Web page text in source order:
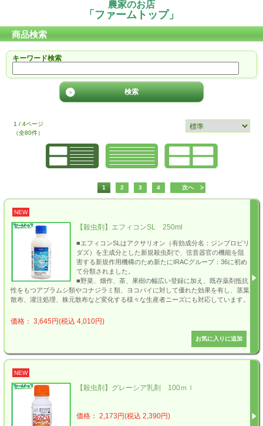
農家のお店
「ファームトップ」
商品検索
キーワード検索
1 / 4ページ
（全80件）
1 2 3 4 次へ
NEW
【殺虫剤】エフィコンSL 250ml
■エフィコンSLはアクサリオン（有効成分名：ジンプロピリ
ダズ）を主成分とした新規殺虫剤で、弦音器官の機能を阻
害する新規作用機構のため新たにIRACグループ：36に初め
て分類されました。
■野菜、畑作、茶、果樹の幅広い登録に加え、既存薬剤抵抗
性をもつアブラムシ類やコナジラミ類、ヨコバイに対して優れた効果を有し、茎葉
散布、灌注処理、株元散布など変化する様々な生産者ニーズにも対応しています。
価格： 3,645円(税込 4,010円)
NEW
【殺虫剤】グレーシア乳剤 100ｍｌ
価格： 2,173円(税込 2,390円)